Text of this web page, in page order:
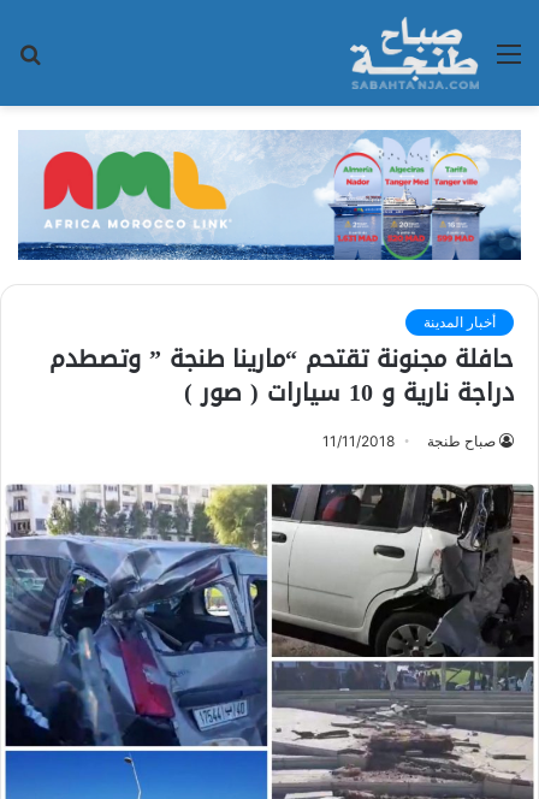
القائمة
أخبار المدينة
حافلة مجنونة تقتحم “مارينا طنجة ” وتصطدم
دراجة نارية و 10 سيارات ( صور )
صباح طنجة 11/11/2018